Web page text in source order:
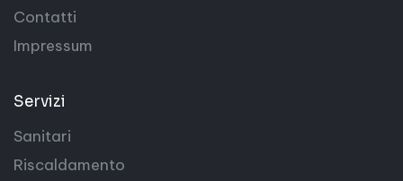
Contatti
Impressum
Servizi
Sanitari
Riscaldamento